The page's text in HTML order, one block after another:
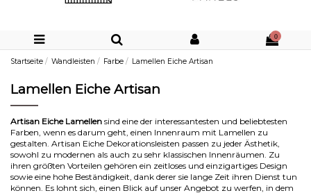
0
Startseite Wandleisten Farbe Lamellen Eiche Artisan
Lamellen Eiche Artisan
Artisan Eiche Lamellen sind eine der interessantesten und beliebtesten
Farben, wenn es darum geht, einen Innenraum mit Lamellen zu
gestalten. Artisan Eiche Dekorationsleisten passen zu jeder Ästhetik,
sowohl zu modernen als auch zu sehr klassischen Innenräumen. Zu
ihren größten Vorteilen gehören ein zeitloses und einzigartiges Design
sowie eine hohe Beständigkeit, dank derer sie lange Zeit ihren Dienst tun
können. Es lohnt sich, einen Blick auf unser Angebot zu werfen, in dem